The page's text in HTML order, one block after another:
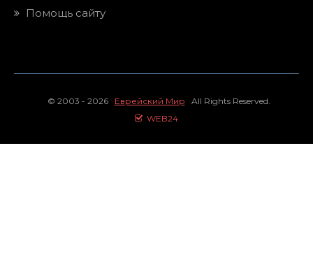
Помощь сайту
© 2003 - 2026 Еврейский Мир All Rights Reserved.
WEB24